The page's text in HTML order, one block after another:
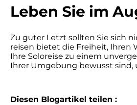
Leben Sie im
Zu guter Letzt sollten Sie sich
reisen bietet die Freiheit, Ihren
Ihre Soloreise zu einem
Ihrer Umgebung bewusst sind,
Diesen Blogartikel teilen :